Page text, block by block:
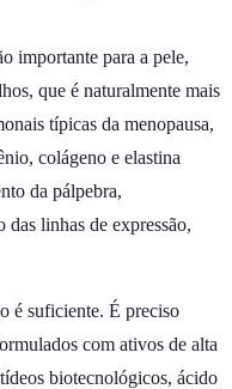
importante para a pele,
que é naturalmente mais
típicas da menopausa,
colágeno e elastina
da pálpebra,
das linhas de expressão,
é suficiente. É preciso
com ativos de alta
biotecnológicos, ácido